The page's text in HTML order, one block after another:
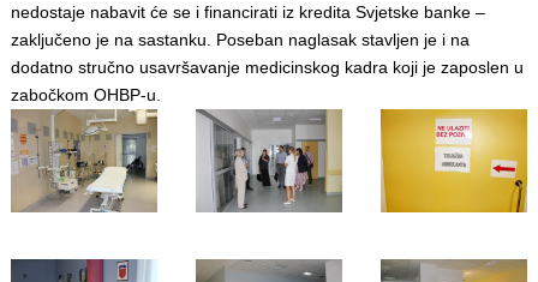
nedostaje nabavit će se i financirati iz kredita Svjetske banke –
zaključeno je na sastanku. Poseban naglasak stavljen je i na
dodatno stručno usavršavanje medicinskog kadra koji je zaposlen u
zabočkom OHBP-u.